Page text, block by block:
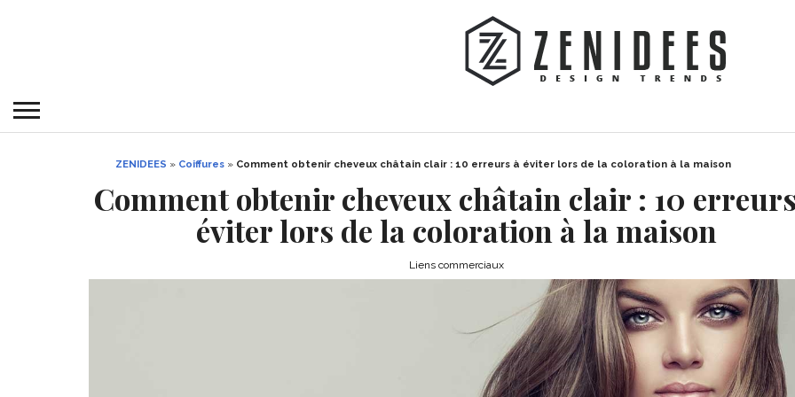
ZENIDEES » Coiffures » Comment obtenir cheveux châtain clair : 10 erreurs à éviter lors de la coloration à la maison
Comment obtenir cheveux châtain clair : 10
éviter lors de la coloration à la maison
Liens commerciaux